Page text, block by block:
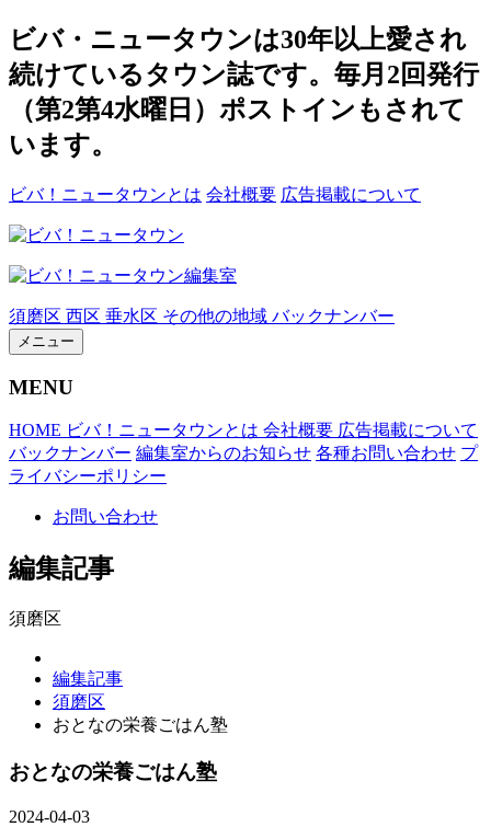
ビバ・ニュータウンは30年以上愛され
続けているタウン誌です。毎月2回発行
（第2第4水曜日）ポストインもされて
います。
ビバ！ニュータウンとは 会社概要 広告掲載について
須磨区 西区 垂水区 その他の地域 バックナンバー
メニュー
MENU
HOME ビバ！ニュータウンとは 会社概要 広告掲載について
バックナンバー 編集室からのお知らせ 各種お問い合わせ プ
ライバシーポリシー
お問い合わせ
編集記事
須磨区
編集記事
須磨区
おとなの栄養ごはん塾
おとなの栄養ごはん塾
2024-04-03